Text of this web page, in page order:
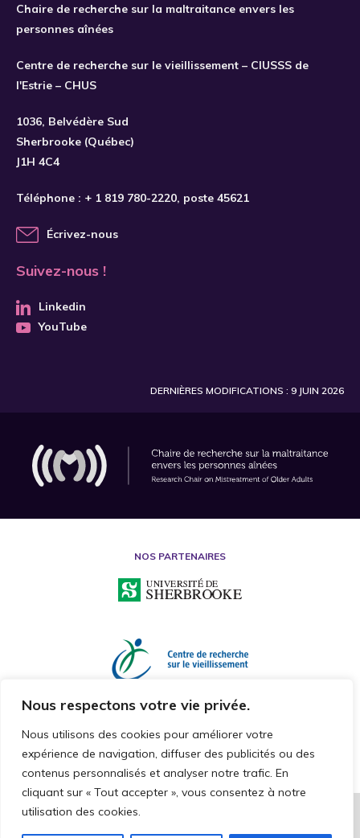
Nous respectons votre vie privée.
Nous utilisons des cookies pour améliorer votre
expérience de navigation, diffuser des publicités ou des
contenus personnalisés et analyser notre trafic. En
cliquant sur « Tout accepter », vous consentez à notre
utilisation des cookies.
Chaire de recherche sur la maltraitance envers les
personnes aînées
Centre de recherche sur le vieillissement – CIUSSS de
l'Estrie – CHUS
1036, Belvédère Sud
Sherbrooke (Québec)
J1H 4C4
Téléphone : + 1 819 780-2220, poste 45621
Écrivez-nous
Suivez-nous !
Linkedin
YouTube
DERNIÈRES MODIFICATIONS : 9 JUIN 2026
NOS PARTENAIRES
2026 © CHAIRE DE RECHERCHE SUR LA MALTRAITANCE ENVERS LES